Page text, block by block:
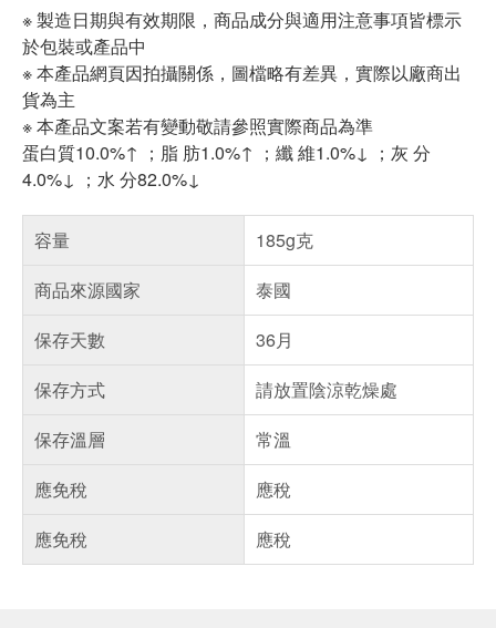
※ 製造日期與有效期限，商品成分與適用注意事項皆標示
於包裝或產品中
※ 本產品網頁因拍攝關係，圖檔略有差異，實際以廠商出
貨為主
※ 本產品文案若有變動敬請參照實際商品為準
蛋白質10.0%↑ ；脂 肪1.0%↑ ；纖 維1.0%↓ ；灰 分
4.0%↓ ；水 分82.0%↓
容量
185g克
商品來源國家
泰國
保存天數
36月
保存方式
請放置陰涼乾燥處
保存溫層
常溫
應免稅
應稅
應免稅
應稅